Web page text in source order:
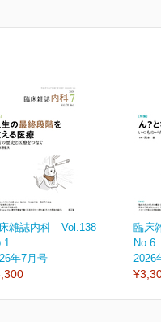
雑誌内科 Vol.138
年7月号
臨床
No.6
2026